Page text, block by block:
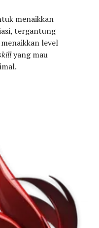
menaikkan
tergantung
level
yang mau